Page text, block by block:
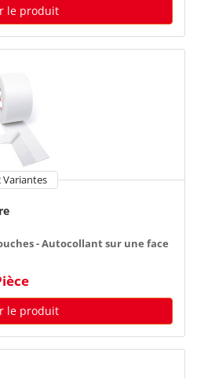
le produit
Variantes
- Autocollant sur une face
le produit